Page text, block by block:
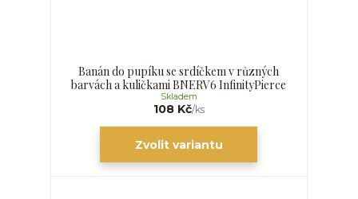
Banán do pupíku se srdíčkem v různých
barvách a kuličkami BNERV6 InfinityPierce
108 Kč/ks
Skladem
Zvolit variantu